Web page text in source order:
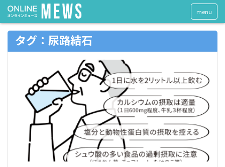
menu
タグ：尿路結石